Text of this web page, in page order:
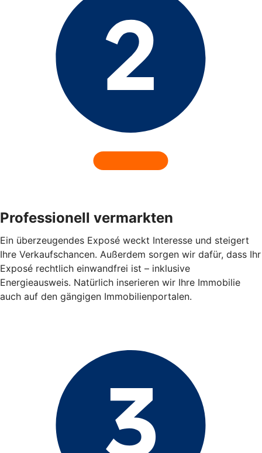
Professionell vermarkten
Ein überzeugendes Exposé weckt Interesse und steigert
Ihre Verkaufschancen. Außerdem sorgen wir dafür, dass Ihr
Exposé rechtlich einwandfrei ist – inklusive
Energieausweis. Natürlich inserieren wir Ihre Immobilie
auch auf den gängigen Immobilienportalen.